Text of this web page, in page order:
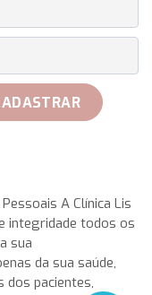
on 25 May from
a azure very with
This IWC
has a stainless-
gold,
A Clínica Lis
integridade todos os
sua
da sua saúde,
dos pacientes,